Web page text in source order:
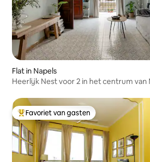
Flat in Napels
Heerlijk Nest voor 2 in het centrum van
Topfavoriet van gasten
Favoriet van gasten